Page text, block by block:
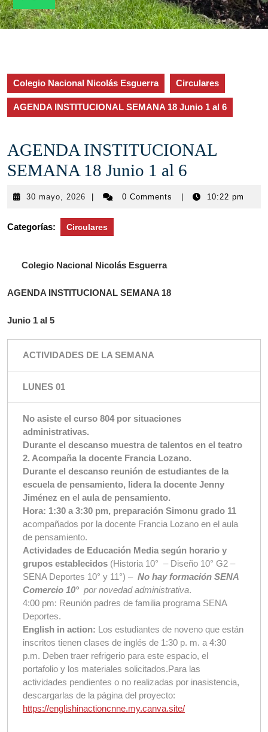
Colegio Nacional Nicolás Esguerra Circulares
AGENDA INSTITUCIONAL SEMANA 18 Junio 1 al 6
AGENDA INSTITUCIONAL
SEMANA 18 Junio 1 al 6
30 mayo, 2026 30
2026
| 0 Comments | 10:22 pm
Categorías: Circulares
Colegio Nacional Nicolás Esguerra
AGENDA INSTITUCIONAL SEMANA 18
Junio 1 al 5
ACTIVIDADES DE LA SEMANA
LUNES 01
No asiste el curso 804 por situaciones
administrativas.
Durante el descanso muestra de talentos en el teatro
2. Acompaña la docente Francia Lozano.
Durante el descanso reunión de estudiantes de la
escuela de pensamiento, lidera la docente Jenny
Jiménez en el aula de pensamiento.
Hora: 1:30 a 3:30 pm, preparación Simonu grado 11
acompañados por la docente Francia Lozano en el aula
de pensamiento.
Actividades de Educación Media según horario y
grupos establecidos (Historia 10° – Diseño 10° G2 –
SENA Deportes 10° y 11°) – No hay formación SENA
Comercio 10° por novedad administrativa.
4:00 pm: Reunión padres de familia programa SENA
Deportes.
English in action: Los estudiantes de noveno que están
inscritos tienen clases de inglés de 1:30 p. m. a 4:30
p.m. Deben traer refrigerio para este espacio, el
portafolio y los materiales solicitados.Para las
actividades pendientes o no realizadas por inasistencia,
descargarlas de la página del proyecto:
https://englishinactioncnne.my.canva.site/